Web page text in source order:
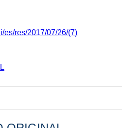
es/res/2017/07/26/(7)